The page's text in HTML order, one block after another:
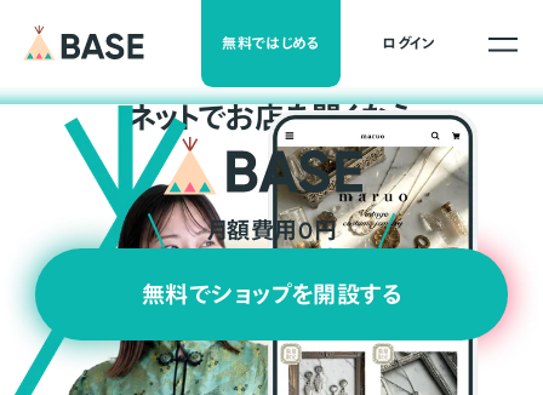
無料ではじめる ログイン
ネットでお店を開くなら
月額費用0円
無料でショップを開設する